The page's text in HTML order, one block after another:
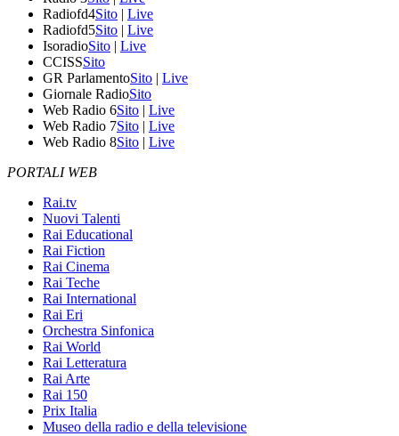
Radiofd4Sito | Live
Radiofd5Sito | Live
IsoradioSito | Live
CCISSSito
GR ParlamentoSito | Live
Giornale RadioSito
Web Radio 6Sito | Live
Web Radio 7Sito | Live
Web Radio 8Sito | Live
PORTALI WEB
Rai.tv
Nuovi Talenti
Rai Educational
Rai Fiction
Rai Cinema
Rai Teche
Rai International
Rai Eri
Orchestra Sinfonica
Rai World
Rai Letteratura
Rai Arte
Rai 150
Prix Italia
Museo della radio e della televisione